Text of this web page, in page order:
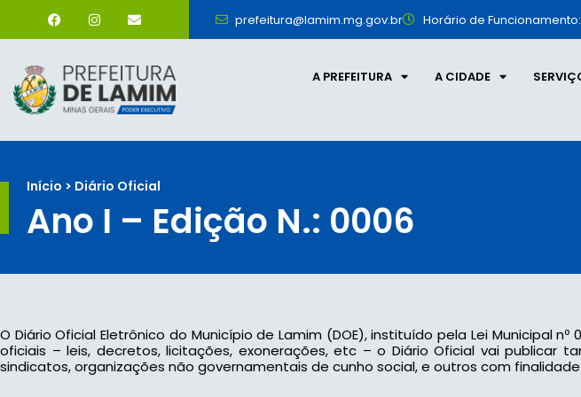
prefeitura@lamim.mg.gov.br Horário de Funcionamento:
A PREFEITURA A CIDADE
Início > Diário Oficial
Ano I – Edição N.: 0006
O Diário Oficial Eletrônico do Município de Lamim (DOE), instituído pela Lei Municipal
oficiais – leis, decretos, licitações, exonerações, etc – o Diário Oficial vai
sindicatos, organizações não governamentais de cunho social, e outros com